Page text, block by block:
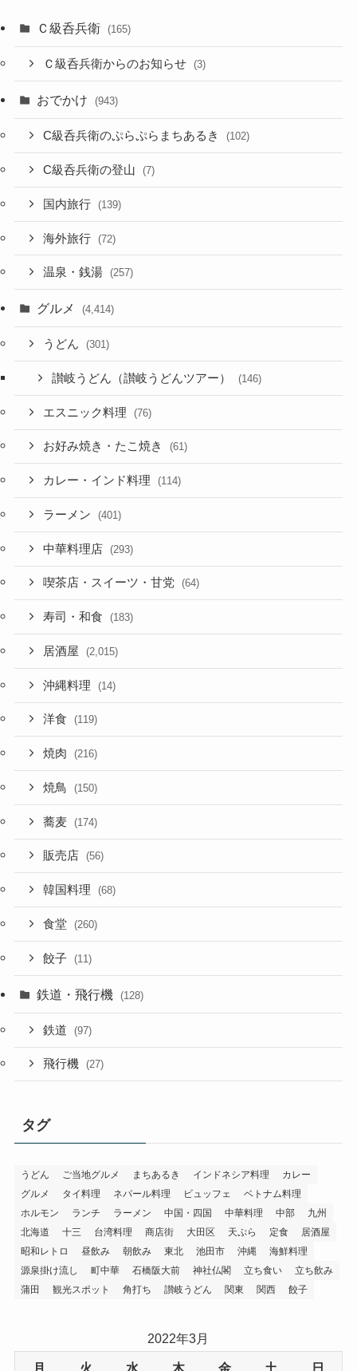
Ｃ級呑兵衛 (165)
Ｃ級呑兵衛からのお知らせ (3)
おでかけ (943)
C級呑兵衛のぷらぷらまちあるき (102)
C級呑兵衛の登山 (7)
国内旅行 (139)
海外旅行 (72)
温泉・銭湯 (257)
グルメ (4,414)
うどん (301)
讃岐うどん（讃岐うどんツアー） (146)
エスニック料理 (76)
お好み焼き・たこ焼き (61)
カレー・インド料理 (114)
ラーメン (401)
中華料理店 (293)
喫茶店・スイーツ・甘党 (64)
寿司・和食 (183)
居酒屋 (2,015)
沖縄料理 (14)
洋食 (119)
焼肉 (216)
焼鳥 (150)
蕎麦 (174)
販売店 (56)
韓国料理 (68)
食堂 (260)
餃子 (11)
鉄道・飛行機 (128)
鉄道 (97)
飛行機 (27)
タグ
うどん ご当地グルメ まちあるき インドネシア料理
カレー
グルメ
タイ料理 ネパール料理 ビュッフェ
ベトナム料理
ホルモン
ランチ ラーメン 中国・四国 中華料理 中部
九州
北海道
十三 台湾料理 商店街 大田区 天ぷら 定食
居酒屋
昭和レトロ
昼飲み 朝飲み 東北 池田市 沖縄
海鮮料理
源泉掛け流し
町中華 石橋阪大前 神社仏閣 立ち食い
立ち飲み
蒲田
観光スポット 角打ち 讃岐うどん 関東 関西 餃子
2022年3月
月 火 水 木 金 土 日